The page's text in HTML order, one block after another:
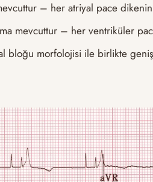
– her atriyal pace
mevcuttur – her ventriküler
bloğu morfolojisi ile birlikte